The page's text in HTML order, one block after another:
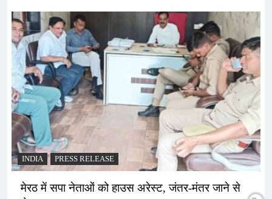
INDIA PRESS RELEASE
मेरठ में सपा नेताओं को हाउस अरेस्ट, जंतर-मंतर जाने से